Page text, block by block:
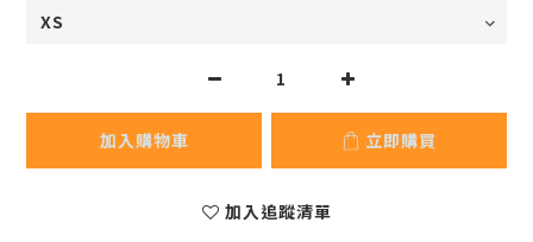
加入購物車 立即購買
加入追蹤清單